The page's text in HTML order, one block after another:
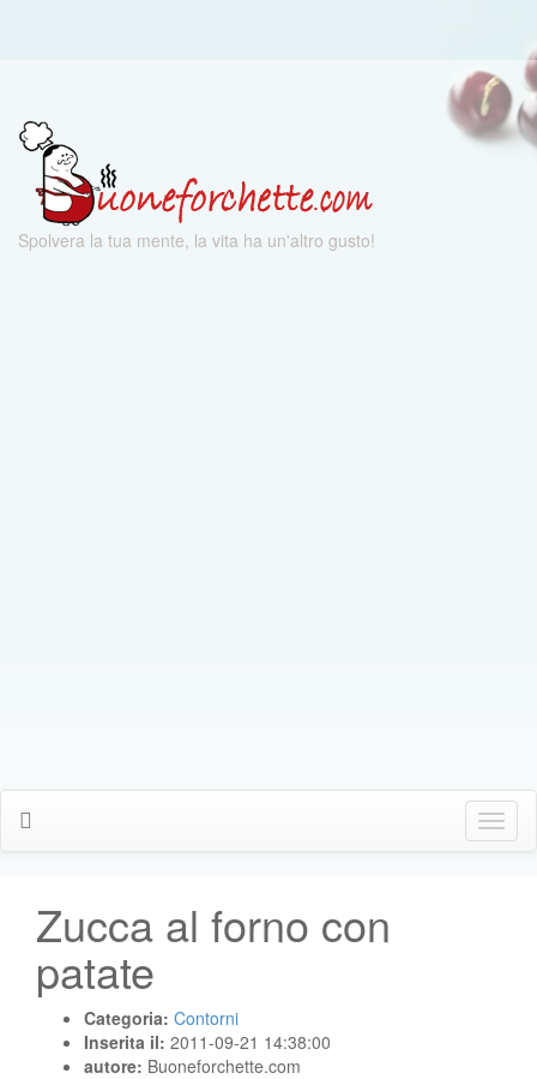
Spolvera la tua mente, la vita ha un'altro gusto!
Click
Me
Zucca al forno con
patate
Categoria: Contorni
Inserita il: 2011-09-21 14:38:00
autore: Buoneforchette.com